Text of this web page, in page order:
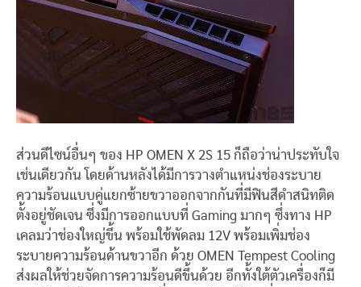
ส่วนดีไซน์อื่นๆ ของ HP OMEN X 2S 15 ก็ถือว่าน่าประทับใจ
เช่นเดียวกัน โดยด้านหลังได้มีการวางตำแหน่งช่องระบาย
ความร้อนแบบคู่แยกซ้ายขวาออกจากกันที่มีฟินสีดำสนิทติด
ตั้งอยู่ชัดเจน ซึ่งมีการออกแบบที่ Gaming มากๆ ซึ่งทาง HP
เคลมว่าช่องใหญ่ขึ้น พร้อมใช้พัดลม 12V พร้อมเพิ่มช่อง
ระบายความร้อนด้านขวาอีก ด้วย OMEN Tempest Cooling
ส่งผลให้ช่วยจัดการความร้อนดีขึ้นด้วย อีกทั้งใต้ตัวเครื่องก็มี